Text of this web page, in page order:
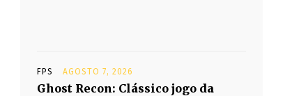
FPS AGOSTO 7, 2026
Ghost Recon: Clássico jogo da